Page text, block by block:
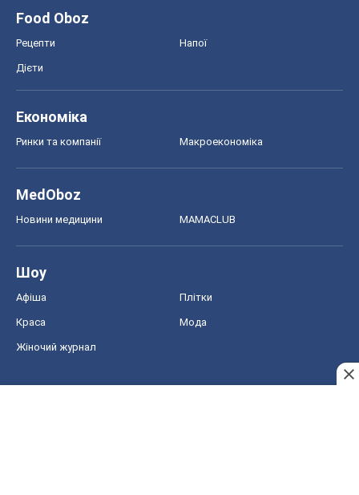
Food Oboz
Рецепти Напої
Дієти
Економіка
Ринки та компанії Макроекономіка
MedOboz
Новини медицини MAMACLUB
Шоу
Афіша Плітки
Краса Мода
Жіночий журнал